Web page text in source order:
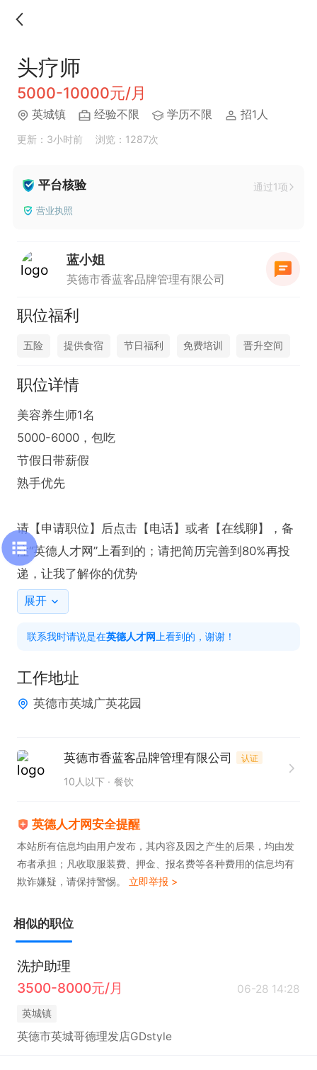
头疗师
5000-10000元/月
英城镇 经验不限 学历不限 招1人
更新：3小时前 浏览：1287次
平台核验 通过1项
营业执照
蓝小姐
英德市香蓝客品牌管理有限公司
职位福利
五险 提供食宿 节日福利 免费培训 晋升空间
职位详情
美容养生师1名
5000-6000，包吃
节假日带薪假
熟手优先
请【申请职位】后点击【电话】或者【在线聊】，备
注“英德人才网”上看到的；请把简历完善到80%再投
递，让我了解你的优势
展开
联系我时请说是在英德人才网 上看到的，谢谢！
工作地址
英德市英城广英花园
英德市香蓝客品牌管理有限公司 认证
10人以下 餐饮
英德人才网安全提醒
本站所有信息均由用户发布，其内容及因之产生的后果，均由发
布者承担；凡收取服装费、押金、报名费等各种费用的信息均有
欺诈嫌疑，请保持警惕。 立即举报 >
相似的职位
洗护助理
3500-8000元/月
06-28 14:28
英城镇
英德市英城哥德理发店GDstyle